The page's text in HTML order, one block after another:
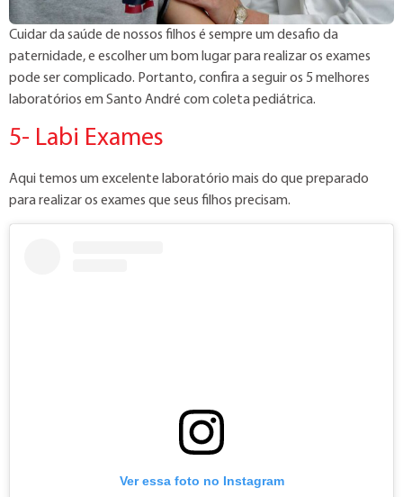
Cuidar da saúde de nossos filhos é sempre um desafio da
paternidade, e escolher um bom lugar para realizar os exames
pode ser complicado. Portanto, confira a seguir os 5 melhores
laboratórios em Santo André com coleta pediátrica.
5- Labi Exames
Aqui temos um excelente laboratório mais do que preparado
para realizar os exames que seus filhos precisam.
Ver essa foto no Instagram